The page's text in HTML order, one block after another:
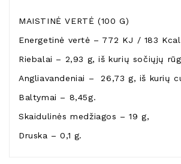
MAISTINĖ VERTĖ (100 G)
Energetinė vertė – 772 KJ / 183
Riebalai – 2,93 g, iš kurių sočiųjų
Angliavandeniai – 26,73 g, iš kurių
Baltymai – 8,45g.
Skaidulinės medžiagos – 19 g,
Druska – 0,1 g.